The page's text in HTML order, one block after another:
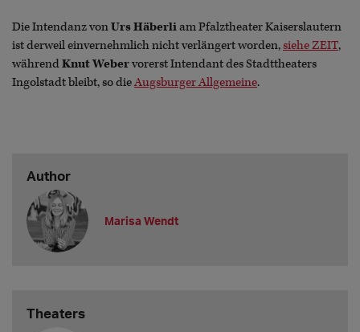
Die Intendanz vonUrs Häberliam Pfalztheater Kaiserslautern
ist derweil einvernehmlich nicht verlängert worden,siehe ZEIT,
währendKnut Webervorerst Intendant des Stadttheaters
Ingolstadt bleibt, so dieAugsburger Allgemeine.
Author
Marisa Wendt
Theaters